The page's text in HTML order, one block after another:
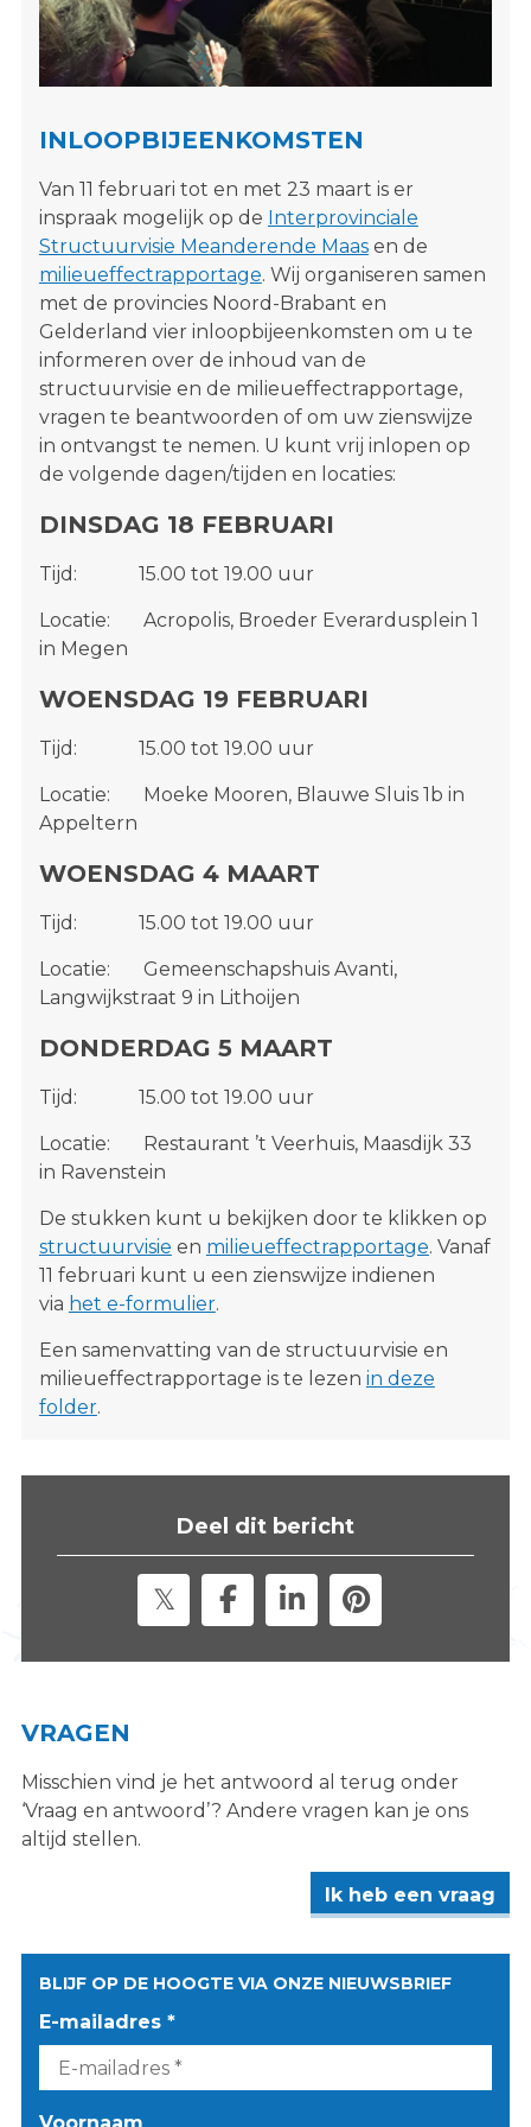
INLOOPBIJEENKOMSTEN
Van 11 februari tot en met 23 maart is er
inspraak mogelijk op de Interprovinciale
Structuurvisie Meanderende Maasen de
milieueffectrapportage. Wij organiseren samen
met de provincies Noord-Brabant en
Gelderland vier inloopbijeenkomsten om u te
informeren over de inhoud van de
structuurvisie en de milieueffectrapportage,
vragen te beantwoorden of om uw zienswijze
in ontvangst te nemen. U kunt vrij inlopen op
de volgende dagen/tijden en locaties:
DINSDAG 18 FEBRUARI
Tijd: 15.00 tot 19.00 uur
Locatie: Acropolis, Broeder Everardusplein 1
in Megen
WOENSDAG 19 FEBRUARI
Tijd: 15.00 tot 19.00 uur
Locatie: Moeke Mooren, Blauwe Sluis 1b in
Appeltern
WOENSDAG 4 MAART
Tijd: 15.00 tot 19.00 uur
Locatie: Gemeenschapshuis Avanti,
Langwijkstraat 9 in Lithoijen
DONDERDAG 5 MAART
Tijd: 15.00 tot 19.00 uur
Locatie: Restaurant ’t Veerhuis, Maasdijk 33
in Ravenstein
De stukken kunt u bekijken door te klikken op
structuurvisie en milieueffectrapportage. Vanaf
11 februari kunt u een zienswijze indienen
via het e-formulier.
Een samenvatting van de structuurvisie en
milieueffectrapportage is te lezen in deze
folder.
Deel dit bericht
VRAGEN
Misschien vind je het antwoord al terug onder
‘Vraag en antwoord’? Andere vragen kan je ons
altijd stellen.
Ik heb een vraag
BLIJF OP DE HOOGTE VIA ONZE NIEUWSBRIEF
E-mailadres *